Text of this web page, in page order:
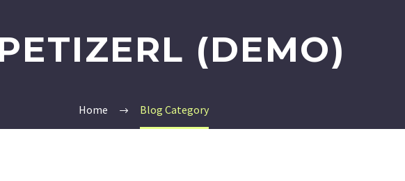
(DEMO)
Home Blog Category